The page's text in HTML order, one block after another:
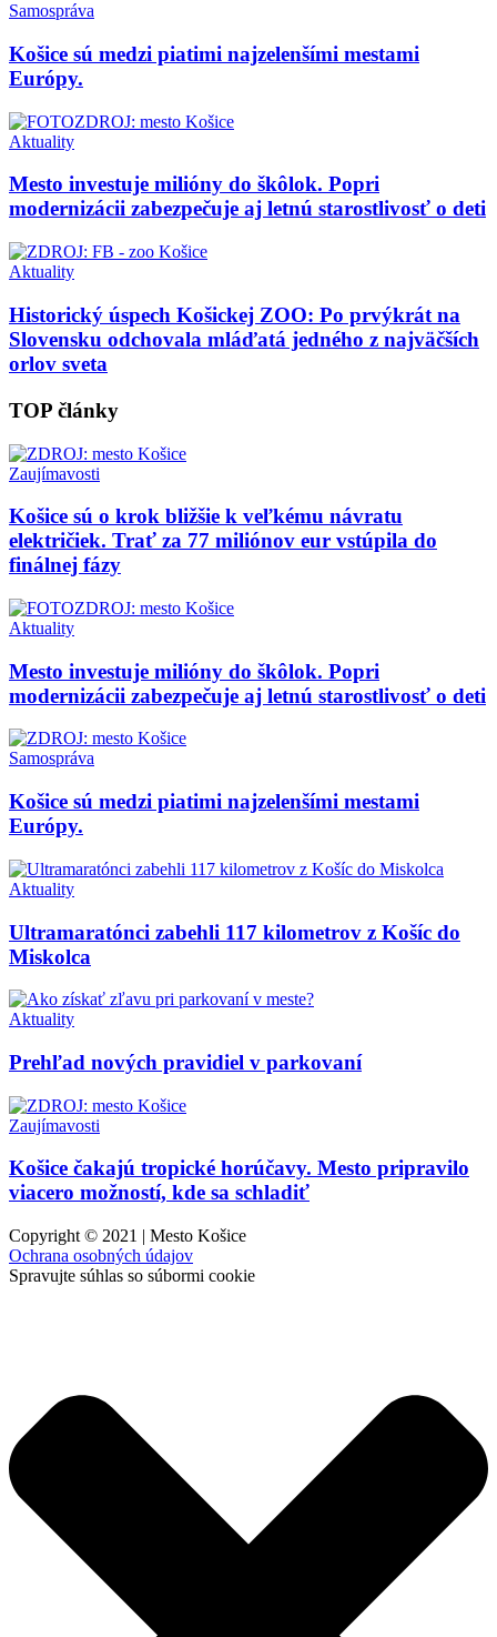
Samospráva
Košice sú medzi piatimi najzelenšími mestami
Európy.
Aktuality
Mesto investuje milióny do škôlok. Popri
modernizácii zabezpečuje aj letnú starostlivosť o deti
Aktuality
Historický úspech Košickej ZOO: Po prvýkrát na
Slovensku odchovala mláďatá jedného z najväčších
orlov sveta
TOP články
Zaujímavosti
Košice sú o krok bližšie k veľkému návratu
električiek. Trať za 77 miliónov eur vstúpila do
finálnej fázy
Aktuality
Mesto investuje milióny do škôlok. Popri
modernizácii zabezpečuje aj letnú starostlivosť o deti
Samospráva
Košice sú medzi piatimi najzelenšími mestami
Európy.
Aktuality
Ultramaratónci zabehli 117 kilometrov z Košíc do
Miskolca
Aktuality
Prehľad nových pravidiel v parkovaní
Zaujímavosti
Košice čakajú tropické horúčavy. Mesto pripravilo
viacero možností, kde sa schladiť
Copyright © 2021 | Mesto Košice
Ochrana osobných údajov
Spravujte súhlas so súbormi cookie